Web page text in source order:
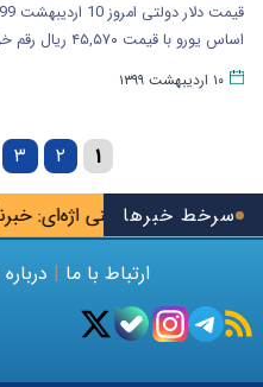
سرخط خبرها
محسنی اژه‌ای: خبرنگار
اساس یورو با قیمت ۴۵,۵۷۰ ریال رقم خورد.
۱۰ اردیبهشت ۱۳۹۹
۱ ۲ ۳
ارتباط با ما |